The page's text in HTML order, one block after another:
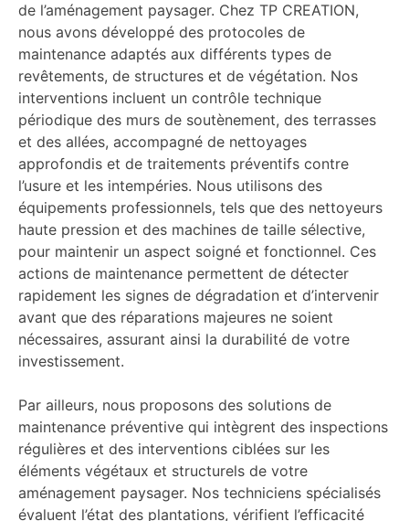
de l’aménagement paysager. Chez TP CREATION,
nous avons développé des protocoles de
maintenance adaptés aux différents types de
revêtements, de structures et de végétation. Nos
interventions incluent un contrôle technique
périodique des murs de soutènement, des terrasses
et des allées, accompagné de nettoyages
approfondis et de traitements préventifs contre
l’usure et les intempéries. Nous utilisons des
équipements professionnels, tels que des nettoyeurs
haute pression et des machines de taille sélective,
pour maintenir un aspect soigné et fonctionnel. Ces
actions de maintenance permettent de détecter
rapidement les signes de dégradation et d’intervenir
avant que des réparations majeures ne soient
nécessaires, assurant ainsi la durabilité de votre
investissement.
Par ailleurs, nous proposons des solutions de
maintenance préventive qui intègrent des inspections
régulières et des interventions ciblées sur les
éléments végétaux et structurels de votre
aménagement paysager. Nos techniciens spécialisés
évaluent l’état des plantations, vérifient l’efficacité